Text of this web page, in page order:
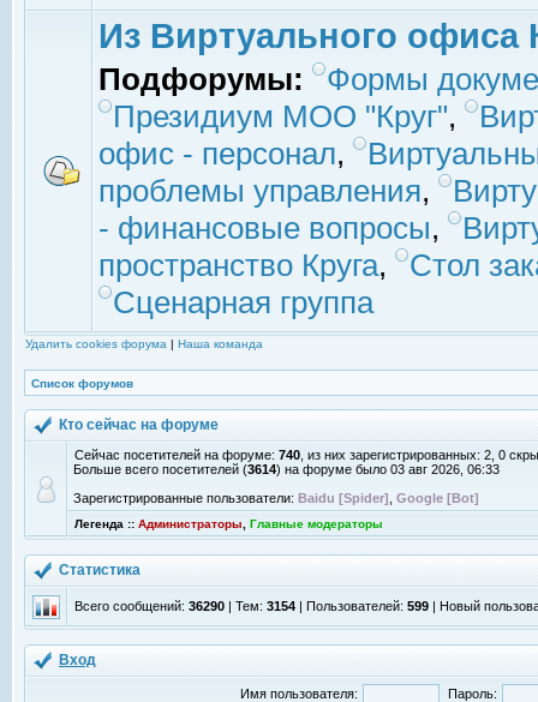
Из Виртуального офиса
Подфорумы:
Формы
Президиум МОО "Круг",
офис - персонал,
проблемы управления,
- финансовые вопросы,
пространство Круга,
Стол
Сценарная группа
Удалить cookies форума | Наша команда
Список форумов
Кто сейчас на форуме
Сейчас посетителей на форуме: 740 , из них зарегистрированных: 2, 0
Больше всего посетителей (3614) на форуме было 03 авг 2026, 06:33
Зарегистрированные пользователи: Baidu [Spider] Google [Bot]
Легенда :: Администраторы Главные модераторы
Статистика
Всего сообщений: 36290 | Тем: 3154 | Пользователей: 599 | Новый
Вход
Имя пользователя: Пароль: